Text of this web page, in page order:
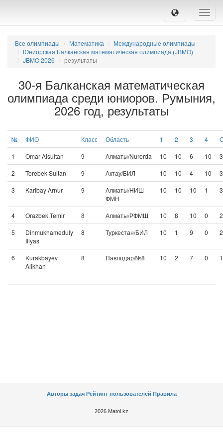
Toggle
Все олимпиады Математика
Международные олимпиады
Юниорская Балканская математическая олимпиада (JBMO)
JBMO 2026
результаты
30-я Балканская математическая
олимпиада среди юниоров. Румыния,
2026 год, результаты
№ ФИО Класс Область 1 2 3 4
1
Omar Aisultan 9 Алматы/Nurorda 10 10 6 10
2
Torebek Sultan 9 Актау/БИЛ 10 10 4 10
3
Karibay Arnur 9
Алматы/НИШ
ФМН
10 10 10 1
4 Orazbek Temir 8 Алматы/РФМШ 10 8 10 0
5
Dinmukhameduly
Iliyas
8 Туркестан/БИЛ 10 1 9 0
6
Kurakbayev
Alikhan
8 Павлодар/№8 10 2 7 0
Авторы задач Рейтинг пользователей Правила
2026 Matol.kz